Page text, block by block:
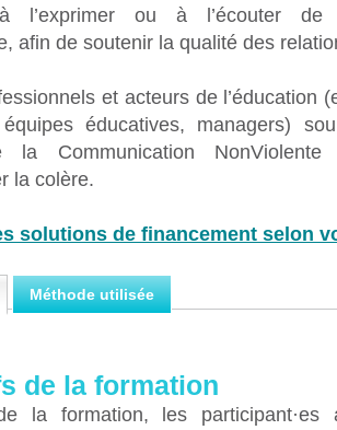
l’exprimer ou à l’écouter de
afin de soutenir la qualité des
et acteurs de l’éducation
éducatives, managers)
la Communication
la colère.
solutions de financement selon
Méthode utilisée
de la formation
la formation, les participant·es